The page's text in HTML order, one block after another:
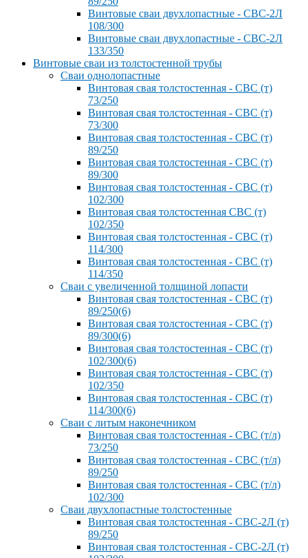
Винтовые сваи двухлопастные - СВС-2Л
108/300
Винтовые сваи двухлопастные - СВС-2Л
133/350
Винтовые сваи из толстостенной трубы
Сваи однолопастные
Винтовая свая толстостенная - СВС (т)
73/250
Винтовая свая толстостенная - СВС (т)
73/300
Винтовая свая толстостенная - СВС (т)
89/250
Винтовая свая толстостенная - СВС (т)
89/300
Винтовая свая толстостенная - СВС (т)
102/300
Винтовая свая толстостенная СВС (т)
102/350
Винтовая свая толстостенная - СВС (т)
114/300
Винтовая свая толстостенная - СВС (т)
114/350
Сваи с увеличенной толщиной лопасти
Винтовая свая толстостенная - СВС (т)
89/250(6)
Винтовая свая толстостенная - СВС (т)
89/300(6)
Винтовая свая толстостенная - СВС (т)
102/300(6)
Винтовая свая толстостенная - СВС (т)
102/350
Винтовая свая толстостенная - СВС (т)
114/300(6)
Сваи с литым наконечником
Винтовая свая толстостенная - СВС (т/л)
73/250
Винтовая свая толстостенная - СВС (т/л)
89/250
Винтовая свая толстостенная - СВС (т/л)
102/300
Сваи двухлопастные толстостенные
Винтовая свая толстостенная - СВС-2Л (т)
89/250
Винтовая свая толстостенная - СВС-2Л (т)